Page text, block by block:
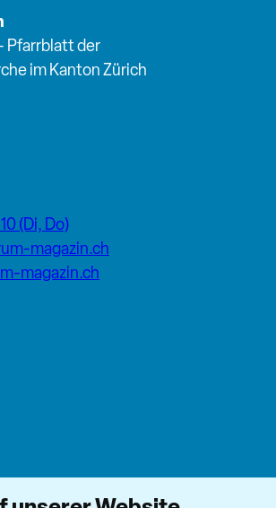
Pfarrblatt der
im Kanton Zürich
(Di, Do)
magazin.ch
magazin.ch